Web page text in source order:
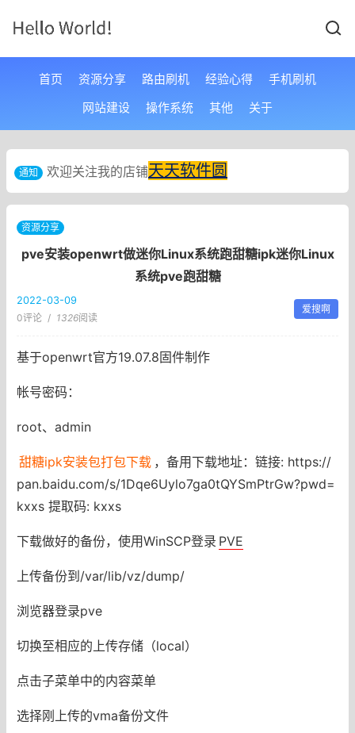
首页 资源分享 路由刷机 经验心得
手机刷机
网站建设
操作系统 其他 关于
通知 欢迎关注我的店铺天天软件圆
资源分享
pve安装openwrt做迷你Linux系统跑甜糖ipk迷你Linux
系统pve跑甜糖
2022-03-09
0评论 / 1326阅读
爱搜啊
基于openwrt官方19.07.8固件制作
帐号密码：
root、admin
甜糖ipk安装包打包下载 ，备用下载地址：链接: https://
pan.baidu.com/s/1Dqe6Uylo7ga0tQYSmPtrGw?pwd=
kxxs 提取码: kxxs
下载做好的备份，使用WinSCP登录 PVE
上传备份到/var/lib/vz/dump/
浏览器登录pve
切换至相应的上传存储（local）
点击子菜单中的内容菜单
选择刚上传的vma备份文件